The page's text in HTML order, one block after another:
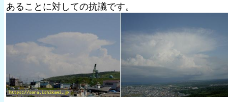
あることに対しての抗議です。